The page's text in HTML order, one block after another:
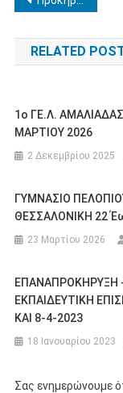
άρθρων
RELATED
1ο ΓΕ.Λ.
ΜΑΡΤΙΟΥ 2026
2 Δεκεμβρίου 2025
ΓΥΜΝΑΣΙΟ
ΘΕΣΣΑΛΟΝΙΚΗ 22
23 Μαρτίου 2026
ΕΠΑΝΑΠΡΟΚΗΡΥΞΗ
ΕΚΠΑΙΔEΥΤΙΚΗ
ΚΑΙ 8-4-2023
18 Ιανουαρίου 2023
Σας ενημερώνουμε